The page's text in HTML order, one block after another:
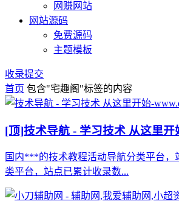
网赚网站
网站源码
免费源码
主题模板
收录提交
首页 包含"宅趣阁"标签的内容
[顶]技术导航 - 学习技术 从这里开
国内***的技术教程活动导航分类平台
类平台，站点已累计收录数...